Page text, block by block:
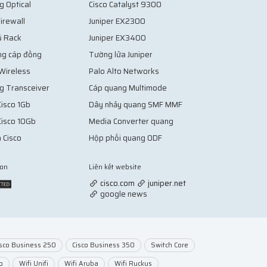
Optical
Rack
cáp đồng
Transceiver
1Gb
10Gb
Cisco Catalyst 9300
Juniper EX2300
Juniper EX3400
Tường lửa Juniper
Palo Alto Networks
Cáp quang Multimode
Dây nhảy quang SMF MMF
Media Converter quang
Hộp phối quang ODF
Liên kết website
cisco.com
juniper.net
google news
Business 250 Cisco Business 350
Switch Core
Wifi Unifi Wifi Aruba Wifi Ruckus